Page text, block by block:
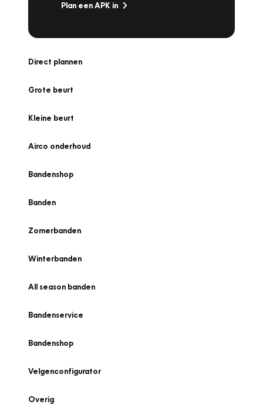
Plan een APK in
Direct plannen
Grote beurt
Kleine beurt
Airco onderhoud
Bandenshop
Banden
Zomerbanden
Winterbanden
All season banden
Bandenservice
Bandenshop
Velgenconfigurator
Overig